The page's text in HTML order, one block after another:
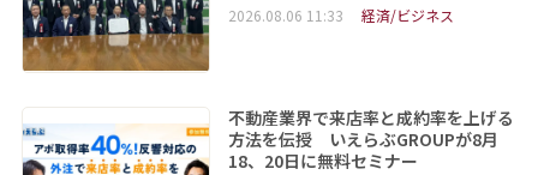
2026.08.06 11:33 経済/ビジネス
不動産業界で来店率と成約率を上げる
方法を伝授 いえらぶGROUPが8月
18、20日に無料セミナー